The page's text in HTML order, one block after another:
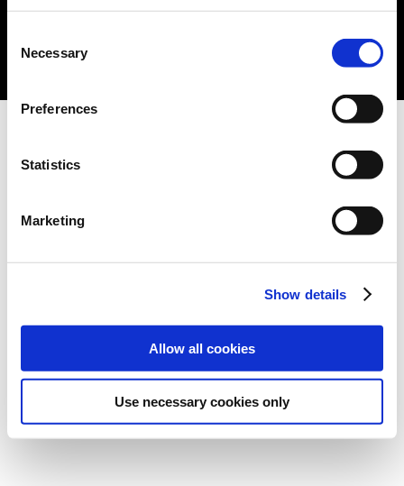
Selection
Necessary
Preferences
Statistics
Marketing
Show details
Allow all cookies
Use necessary cookies only